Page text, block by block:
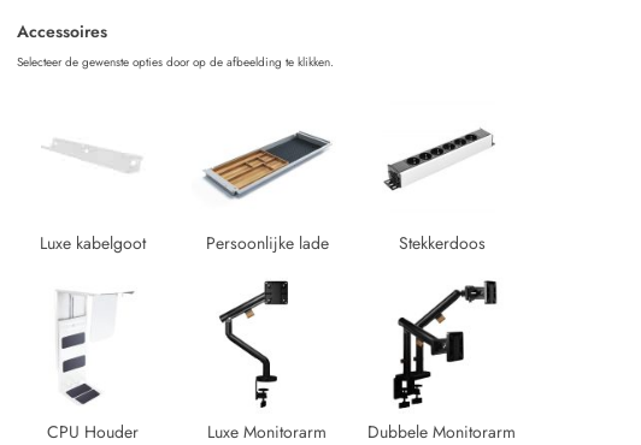
Accessoires
Selecteer de gewenste opties door op de afbeelding te klikken.
Luxe kabelgoot Persoonlijke lade Stekkerdoos
CPU Houder Luxe Monitorarm Dubbele Monitorarm